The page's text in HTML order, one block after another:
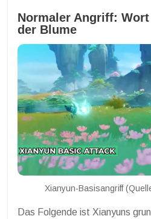
Normaler Angriff:
der Blume
Xianyun-Basisangriff
Das Folgende ist Xianyuns